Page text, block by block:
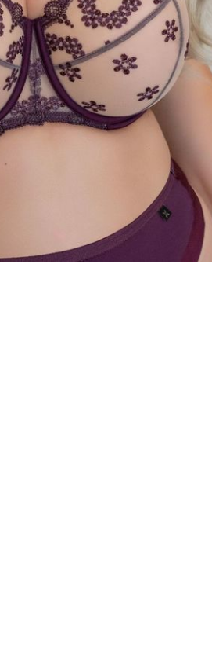
Ul.
90-057
Łódź
Polska
+48 42
Ul.
90-057
Polska